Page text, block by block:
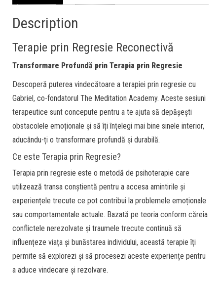
Description
Terapie prin Regresie Reconectivă
Transformare Profundă prin Terapia prin Regresie
Descoperă puterea vindecătoare a terapiei prin regresie cu
Gabriel, co-fondatorul The Meditation Academy. Aceste sesiuni
terapeutice sunt concepute pentru a te ajuta să depășești
obstacolele emoționale și să îți înțelegi mai bine sinele interior,
aducându-ți o transformare profundă și durabilă.
Ce este Terapia prin Regresie?
Terapia prin regresie este o metodă de psihoterapie care
utilizează transa conștientă pentru a accesa amintirile și
experiențele trecute ce pot contribui la problemele emoționale
sau comportamentale actuale. Bazată pe teoria conform căreia
conflictele nerezolvate și traumele trecute continuă să
influențeze viața și bunăstarea individului, această terapie îți
permite să explorezi și să procesezi aceste experiențe pentru
a aduce vindecare și rezolvare.